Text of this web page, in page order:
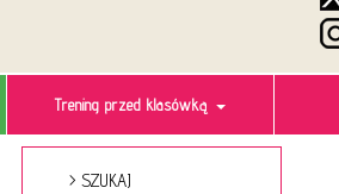
Trening przed klasówką